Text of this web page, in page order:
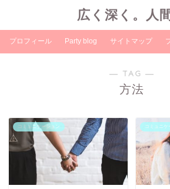
広く深く。人
プロフィール Party blog サイトマップ
― TAG ―
方法
コミュニケーション コミュニケ